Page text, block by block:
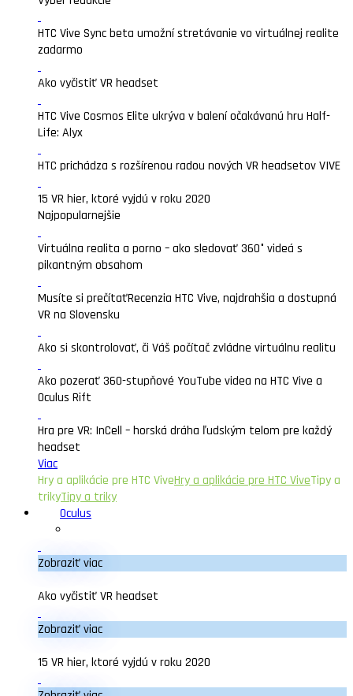
HTC Vive Sync beta umožní stretávanie vo virtuálnej realite
zadarmo
Ako vyčistiť VR headset
HTC Vive Cosmos Elite ukrýva v balení očakávanú hru Half-
Life: Alyx
HTC prichádza s rozšírenou radou nových VR headsetov VIVE
15 VR hier, ktoré vyjdú v roku 2020
Najpopularnejšie
Virtuálna realita a porno – ako sledovať 360° videá s
pikantným obsahom
Musíte si prečítaťRecenzia HTC Vive, najdrahšia a dostupná
VR na Slovensku
Ako si skontrolovať, či Váš počítač zvládne virtuálnu realitu
Ako pozerať 360-stupňové YouTube videa na HTC Vive a
Oculus Rift
Hra pre VR: InCell – horská dráha ľudským telom pre každý
headset
Viac
Hry a aplikácie pre HTC ViveHry a aplikácie pre HTC ViveTipy a
trikyTipy a triky
Oculus
Zobraziť viac
Ako vyčistiť VR headset
Zobraziť viac
15 VR hier, ktoré vyjdú v roku 2020